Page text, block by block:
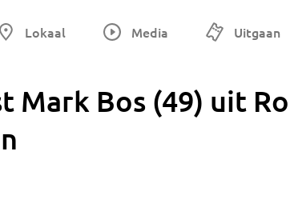
Lokaal Media Uitgaan
Mark Bos (49) uit